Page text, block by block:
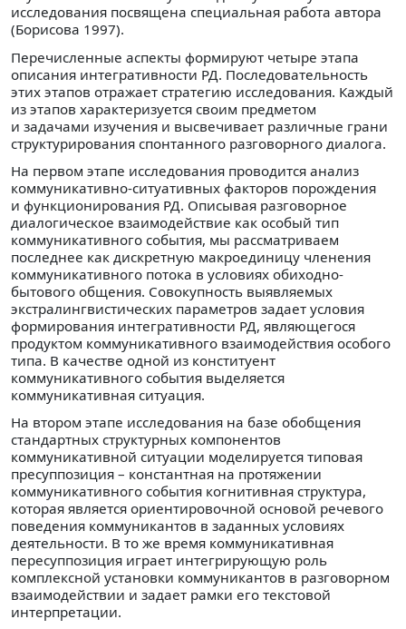
исследования посвящена специальная работа автора
(Борисова 1997).
Перечисленные аспекты формируют четыре этапа
описания интегративности РД. Последовательность
этих этапов отражает стратегию исследования. Каждый
из этапов характеризуется своим предметом
и задачами изучения и высвечивает различные грани
структурирования спонтанного разговорного диалога.
На первом этапе исследования проводится анализ
коммуникативно-ситуативных факторов порождения
и функционирования РД. Описывая разговорное
диалогическое взаимодействие как особый тип
коммуникативного события, мы рассматриваем
последнее как дискретную макроединицу членения
коммуникативного потока в условиях обиходно-
бытового общения. Совокупность выявляемых
экстралингвистических параметров задает условия
формирования интегративности РД, являющегося
продуктом коммуникативного взаимодействия особого
типа. В качестве одной из конституент
коммуникативного события выделяется
коммуникативная ситуация.
На втором этапе исследования на базе обобщения
стандартных структурных компонентов
коммуникативной ситуации моделируется типовая
пресуппозиция – константная на протяжении
коммуникативного события когнитивная структура,
которая является ориентировочной основой речевого
поведения коммуникантов в заданных условиях
деятельности. В то же время коммуникативная
пересуппозиция играет интегрирующую роль
комплексной установки коммуникантов в разговорном
взаимодействии и задает рамки его текстовой
интерпретации.